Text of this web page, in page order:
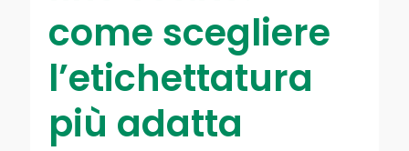
come scegliere
l’etichettatura
più adatta